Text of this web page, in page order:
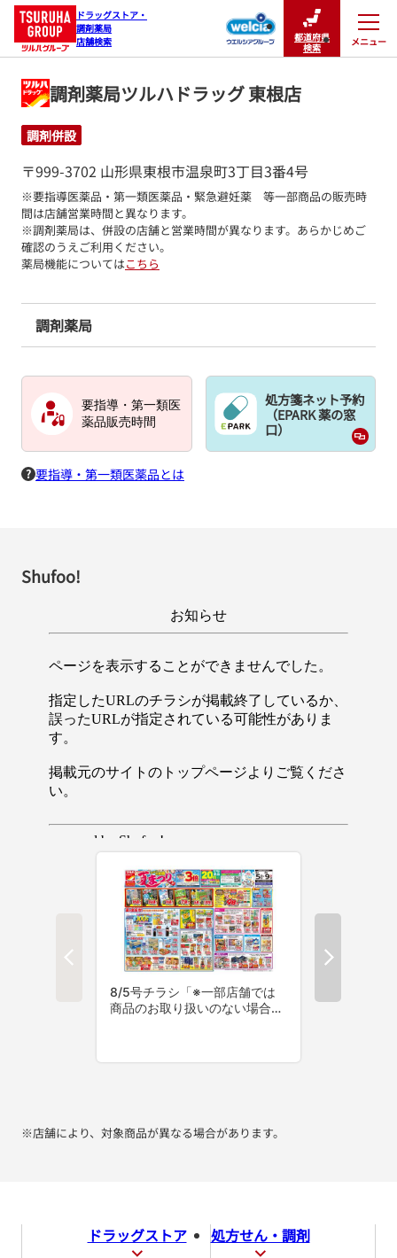
ドラッグストア・
調剤薬局
店舗検索
都道府県
検索
メニュー
閉じる
調剤薬局ツルハドラッグ 東根店
調剤併設
〒999-3702 山形県東根市温泉町3丁目3番4号
※要指導医薬品・第一類医薬品・緊急避妊薬　等一部商品の販売時
間は店舗営業時間と異なります。
※調剤薬局は、併設の店舗と営業時間が異なります。あらかじめご
確認のうえご利用ください。
薬局機能についてはこちら
調剤薬局
要指導・第一類医
薬品販売時間
処方箋ネット予約
（EPARK 薬の窓
口）
要指導・第一類医薬品とは
Shufoo!
※店舗により、対象商品が異なる場合があります。
ドラッグストア 処方せん・調剤